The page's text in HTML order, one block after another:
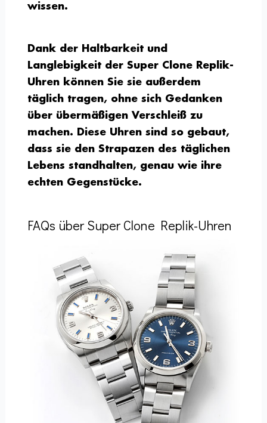
wissen.
Dank der Haltbarkeit und
Langlebigkeit der Super Clone Replik-
Uhren können Sie sie außerdem
täglich tragen, ohne sich Gedanken
über übermäßigen Verschleiß zu
machen. Diese Uhren sind so gebaut,
dass sie den Strapazen des täglichen
Lebens standhalten, genau wie ihre
echten Gegenstücke.
FAQs über Super Clone Replik-Uhren